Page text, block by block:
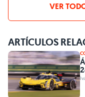
VER
ARTÍCULOS